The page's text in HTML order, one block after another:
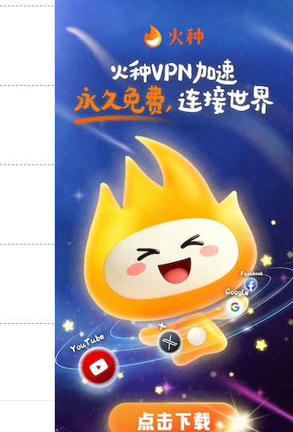
支持[0] 反对
支持
反对 [0]
支持[0] 反对[0]